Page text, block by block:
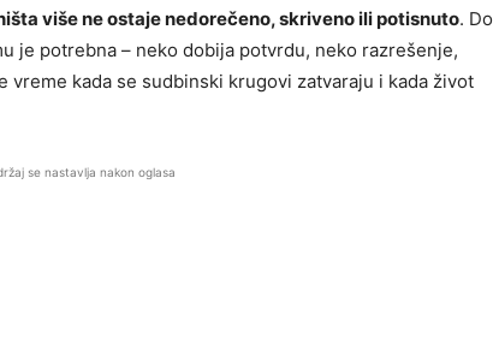
više ne ostaje nedorečeno, skriveno ili potisnuto. Do
je potrebna – neko dobija potvrdu, neko razrešenje,
vreme kada se sudbinski krugovi zatvaraju i kada život
se nastavlja nakon oglasa